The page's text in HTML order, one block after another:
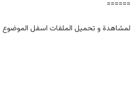
======
لمشاهدة و تحميل الملفات اسفل الموضوع